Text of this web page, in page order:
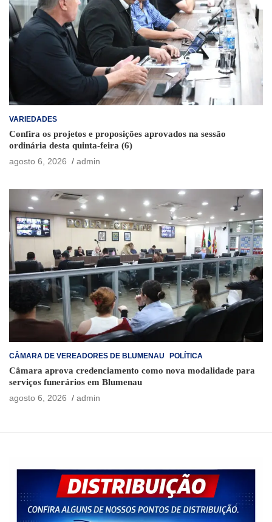
VARIEDADES
Confira os projetos e proposições aprovados na sessão
ordinária desta quinta-feira (6)
agosto 6, 2026
admin
CÂMARA DE VEREADORES DE BLUMENAU POLÍTICA
Câmara aprova credenciamento como nova modalidade para
serviços funerários em Blumenau
agosto 6, 2026
admin